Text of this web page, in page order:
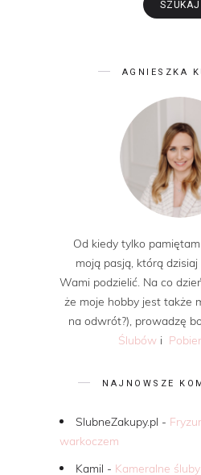
AGNIESZKA
Od kiedy tylko
moją pasją, którą dzisiaj
Wami podzielić. Na co
że moje hobby jest także
na odwrót?), prowadzę
Ślubów i
NAJNOWSZE
SlubneZakupy.pl -
warkoczem
Kamil - Kameralne